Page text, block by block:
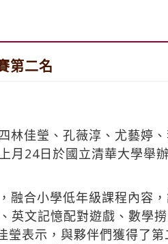
第二名
林佳瑩、孔薇淳、尤藝婷
月24日於國立清華大學舉
融合小學低年級課程內容
英文記憶配對遊戲、數學
瑩表示，與夥伴們獲得了